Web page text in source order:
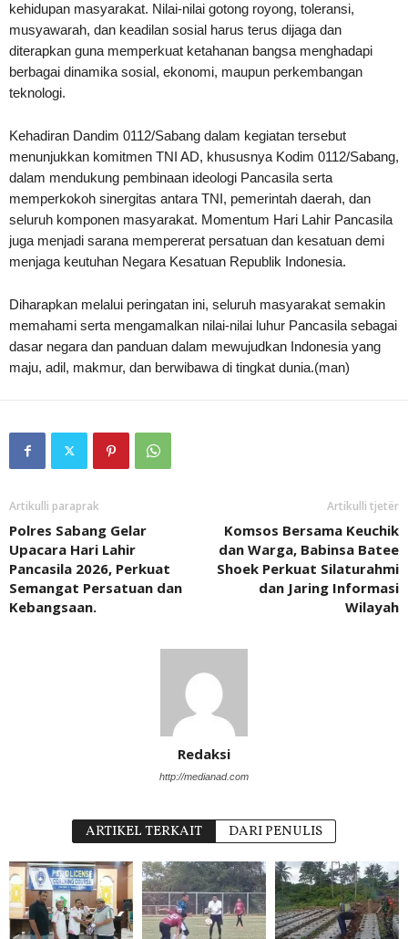
kehidupan masyarakat. Nilai-nilai gotong royong, toleransi,
musyawarah, dan keadilan sosial harus terus dijaga dan
diterapkan guna memperkuat ketahanan bangsa menghadapi
berbagai dinamika sosial, ekonomi, maupun perkembangan
teknologi.
Kehadiran Dandim 0112/Sabang dalam kegiatan tersebut
menunjukkan komitmen TNI AD, khususnya Kodim 0112/Sabang,
dalam mendukung pembinaan ideologi Pancasila serta
memperkokoh sinergitas antara TNI, pemerintah daerah, dan
seluruh komponen masyarakat. Momentum Hari Lahir Pancasila
juga menjadi sarana mempererat persatuan dan kesatuan demi
menjaga keutuhan Negara Kesatuan Republik Indonesia.
Diharapkan melalui peringatan ini, seluruh masyarakat semakin
memahami serta mengamalkan nilai-nilai luhur Pancasila sebagai
dasar negara dan panduan dalam mewujudkan Indonesia yang
maju, adil, makmur, dan berwibawa di tingkat dunia.(man)
Artikulli paraprak
Polres Sabang Gelar
Upacara Hari Lahir
Pancasila 2026, Perkuat
Semangat Persatuan dan
Kebangsaan.
Artikulli tjetër
Komsos Bersama Keuchik
dan Warga, Babinsa Batee
Shoek Perkuat Silaturahmi
dan Jaring Informasi
Wilayah
Redaksi
http://medianad.com
ARTIKEL TERKAIT DARI PENULIS